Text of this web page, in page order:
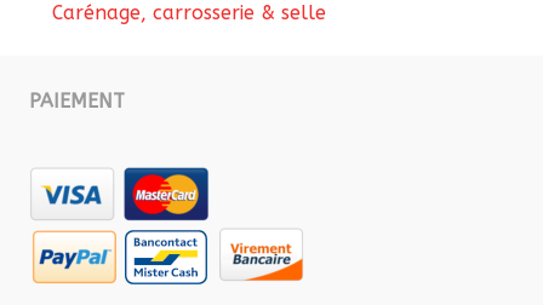
Carénage, carrosserie & selle
PAIEMENT